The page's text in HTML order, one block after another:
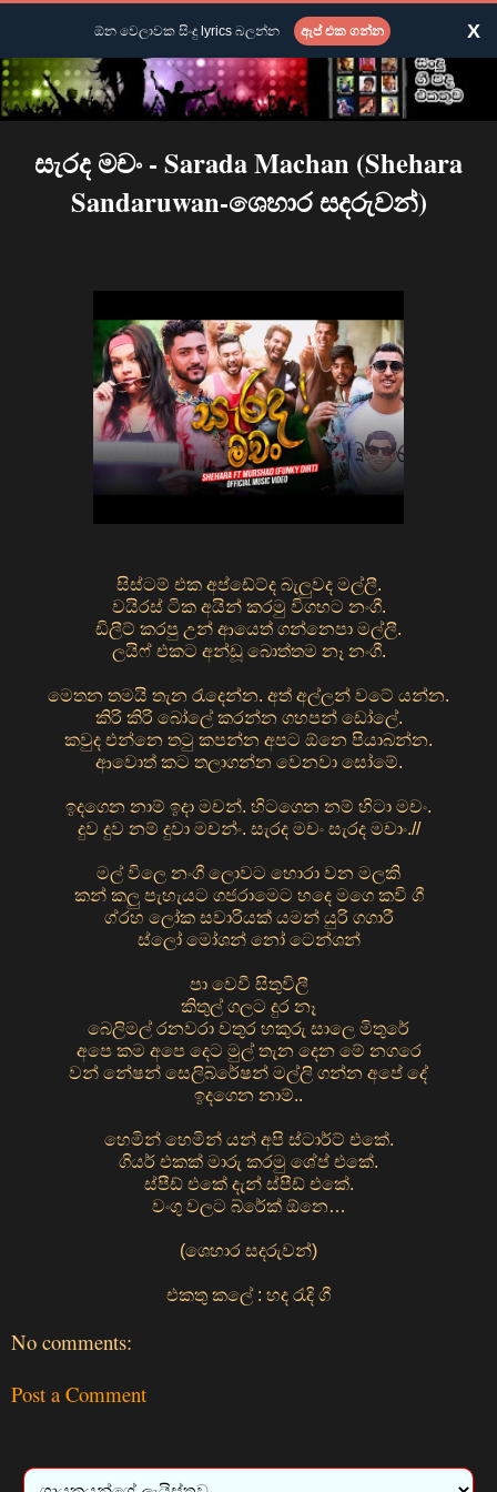
සැරද මචං - Sarada Machan (Shehara
Sandaruwan-ශෙහාර සදරුවන්)
සිස්ටම් එක අප්ඩේට්ද බැලුවද මල්ලී.
වයිරස් ටික අයින් කරමු විගහට නංගී.
ඩිලීට් කරපු උන් ආයෙත් ගන්නෙපා මල්ලී.
ලයිෆ් එකට අන්ඩූ බොත්තම නෑ නංගී.
මෙතන තමයි තැන රැදෙන්න. අත් අල්ලන් වටේ යන්න.
කිරි කිරි බෝලේ කරන්න ගහපන් ඩෝලේ.
කවුද එන්නෙ තටු කපන්න අපට ඕනෙ පියාබන්න.
ආවොත් කට තලාගන්න වෙනවා සෝමේ.
ඉදගෙන නාම් ඉදා මචන්. හිටගෙන නම් හිටා මචං.
දුව දුව නම් දුවා මචන්ං. සැරද මචං සැරද මචාං.//
මල් විලෙ නංගී ලොවට හොරා වන මලකි
කන් කලු පැහැයට ගජරාමෙට හදෙ මගෙ කවි ගී
ග්රහ ලෝක සවාරියක් යමන් යුරි ගගාරී
ස්ලෝ මෝශන් නෝ ටෙන්ශන්
පා වෙවී සිතුවිලී
කිතුල් ගලට දුර නෑ
බෙලිමල් රනවරා වතුර හකුරු සාලෙ මිතුරේ
අපෙ කම අපෙ දෙට මුල් තැන දෙන මේ නගරෙ
වන් නේෂන් සෙලිබ්රේෂන් මල්ලි ගන්න අපේ දේ
ඉදගෙන නාම්..
හෙමින් හෙමින් යන් අපි ස්ටාර්ට් එකේ.
ගියර් එකක් මාරු කරමු ශේප් එකේ.
ස්පීඩ් එකේ දැන් ස්පීඩ් එකේ.
වංගු වලට බ්රේක් ඕනෙ…
(ශෙහාර සදරුවන්)
එකතු කලේ : හද රැදි ගී
No comments:
Post a Comment
ඕන වෙලාවක සිංදු lyrics බලන්න ඇප් එක ගන්න X